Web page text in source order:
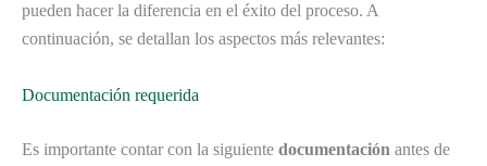
pueden hacer la diferencia en el éxito del proceso. A
continuación, se detallan los aspectos más relevantes:
Documentación requerida
Es importante contar con la siguiente documentación antes de